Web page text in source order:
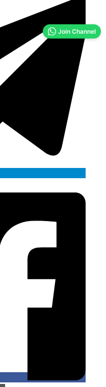
Join Channel